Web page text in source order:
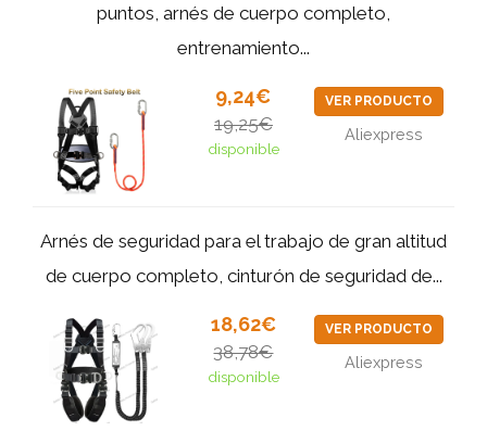
puntos, arnés de cuerpo completo,
entrenamiento...
9,24€
19,25€
disponible
VER PRODUCTO
Aliexpress
Arnés de seguridad para el trabajo de gran altitud
de cuerpo completo, cinturón de seguridad de...
18,62€
38,78€
disponible
VER PRODUCTO
Aliexpress